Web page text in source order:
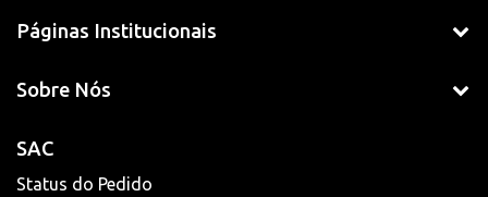
Páginas Institucionais
Sobre Nós
SAC
Status do Pedido